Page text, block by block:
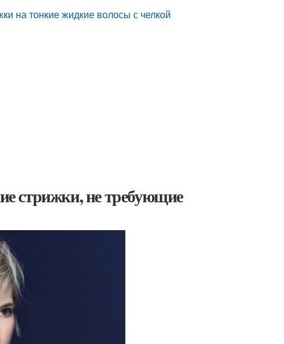
на тонкие жидкие волосы с челкой
стрижки, не требующие